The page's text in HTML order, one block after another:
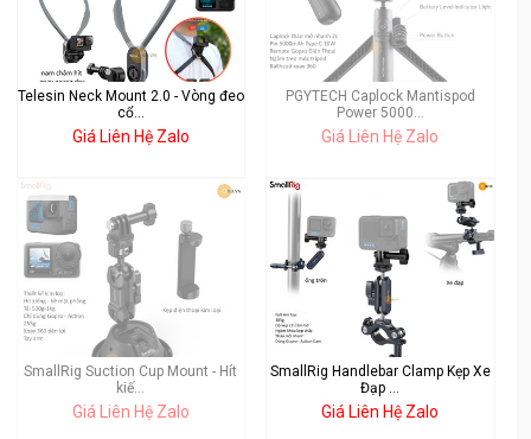
Telesin Neck Mount 2.0 - Vòng đeo
cổ...
Giá Liên Hệ Zalo
PGYTECH Caplock Mantispod
Power 5000...
Giá Liên Hệ Zalo
SmallRig Suction Cup Mount - Hít
kiế...
Giá Liên Hệ Zalo
SmallRig Handlebar Clamp Kẹp Xe
Đạp ...
Giá Liên Hệ Zalo